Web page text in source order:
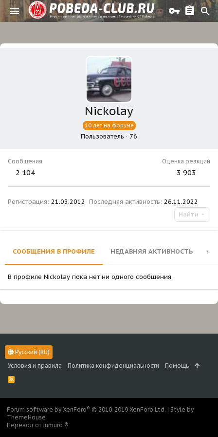
Nickolay
10 лет на форуме
Пользователь · 76
Сообщения
2 104
Оценка реакций
3 903
Регистрация 21.03.2012 Последняя активность 26.11.2022
Найти
СООБЩЕНИЯ В ПРОФИЛЕ НЕДАВНЯЯ АКТИВНОСТЬ
В профиле Nickolay пока нет ни одного сообщения.
Русский (RU)
Условия и правила
Политика конфиденциальности Помощь
R
S
Forum software by XenForo® © 2010-2019 XenForo Ltd. | Style by
ThemeHouse
Перевод от Jumuro ®